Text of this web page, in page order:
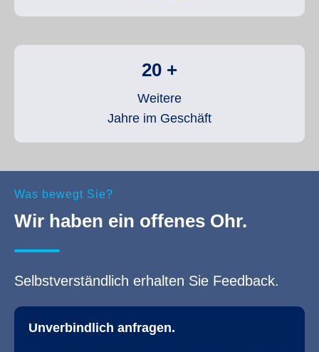
20 +
Weitere
Jahre im Geschäft
Was bewegt Sie?
Wir haben ein offenes Ohr.
Selbstverständlich erhalten Sie Feedback.
Unverbindlich anfragen.